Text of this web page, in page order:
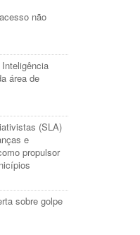
não
área de
(SLA)
e
propulsor
sobre golpe